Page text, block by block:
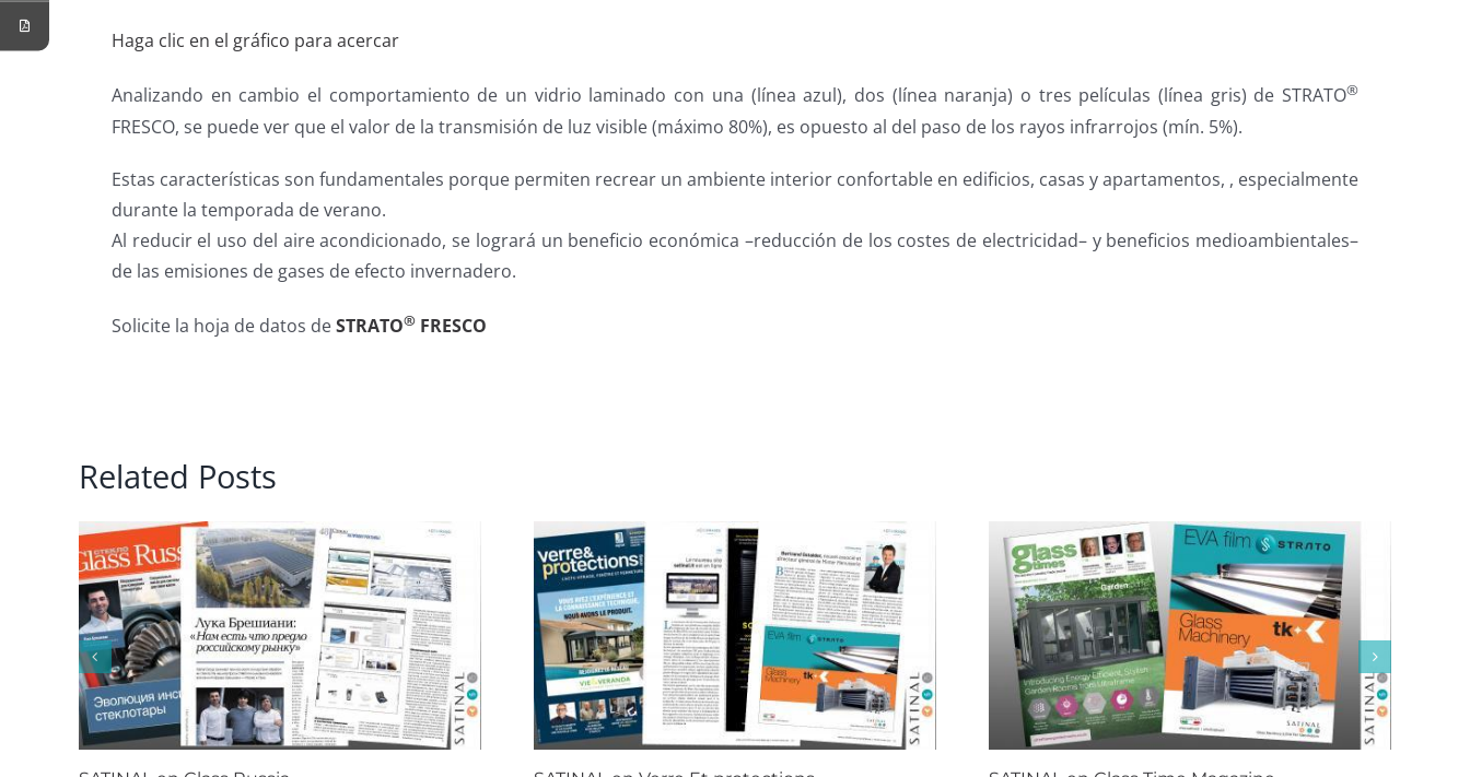
Haga clic en el gráfico para acercar
Analizando en cambio el comportamiento de un vidrio laminado con una (línea azul), dos (línea naranja) o tres películas (línea gris) de STRATO®
FRESCO, se puede ver que el valor de la transmisión de luz visible (máximo 80%), es opuesto al del paso de los rayos infrarrojos (mín. 5%).
Estas características son fundamentales porque permiten recrear un ambiente interior confortable en edificios, casas y apartamentos, , especialmente
durante la temporada de verano.
Al reducir el uso del aire acondicionado, se logrará un beneficio económica –reducción de los costes de electricidad– y beneficios medioambientales–
de las emisiones de gases de efecto invernadero.
Solicite la hoja de datos deSTRATO®FRESCO
Related Posts